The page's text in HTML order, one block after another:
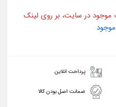
در سایت، بر روی لینک
پرداخت انلاین
ضمانت اصل بودن کالا